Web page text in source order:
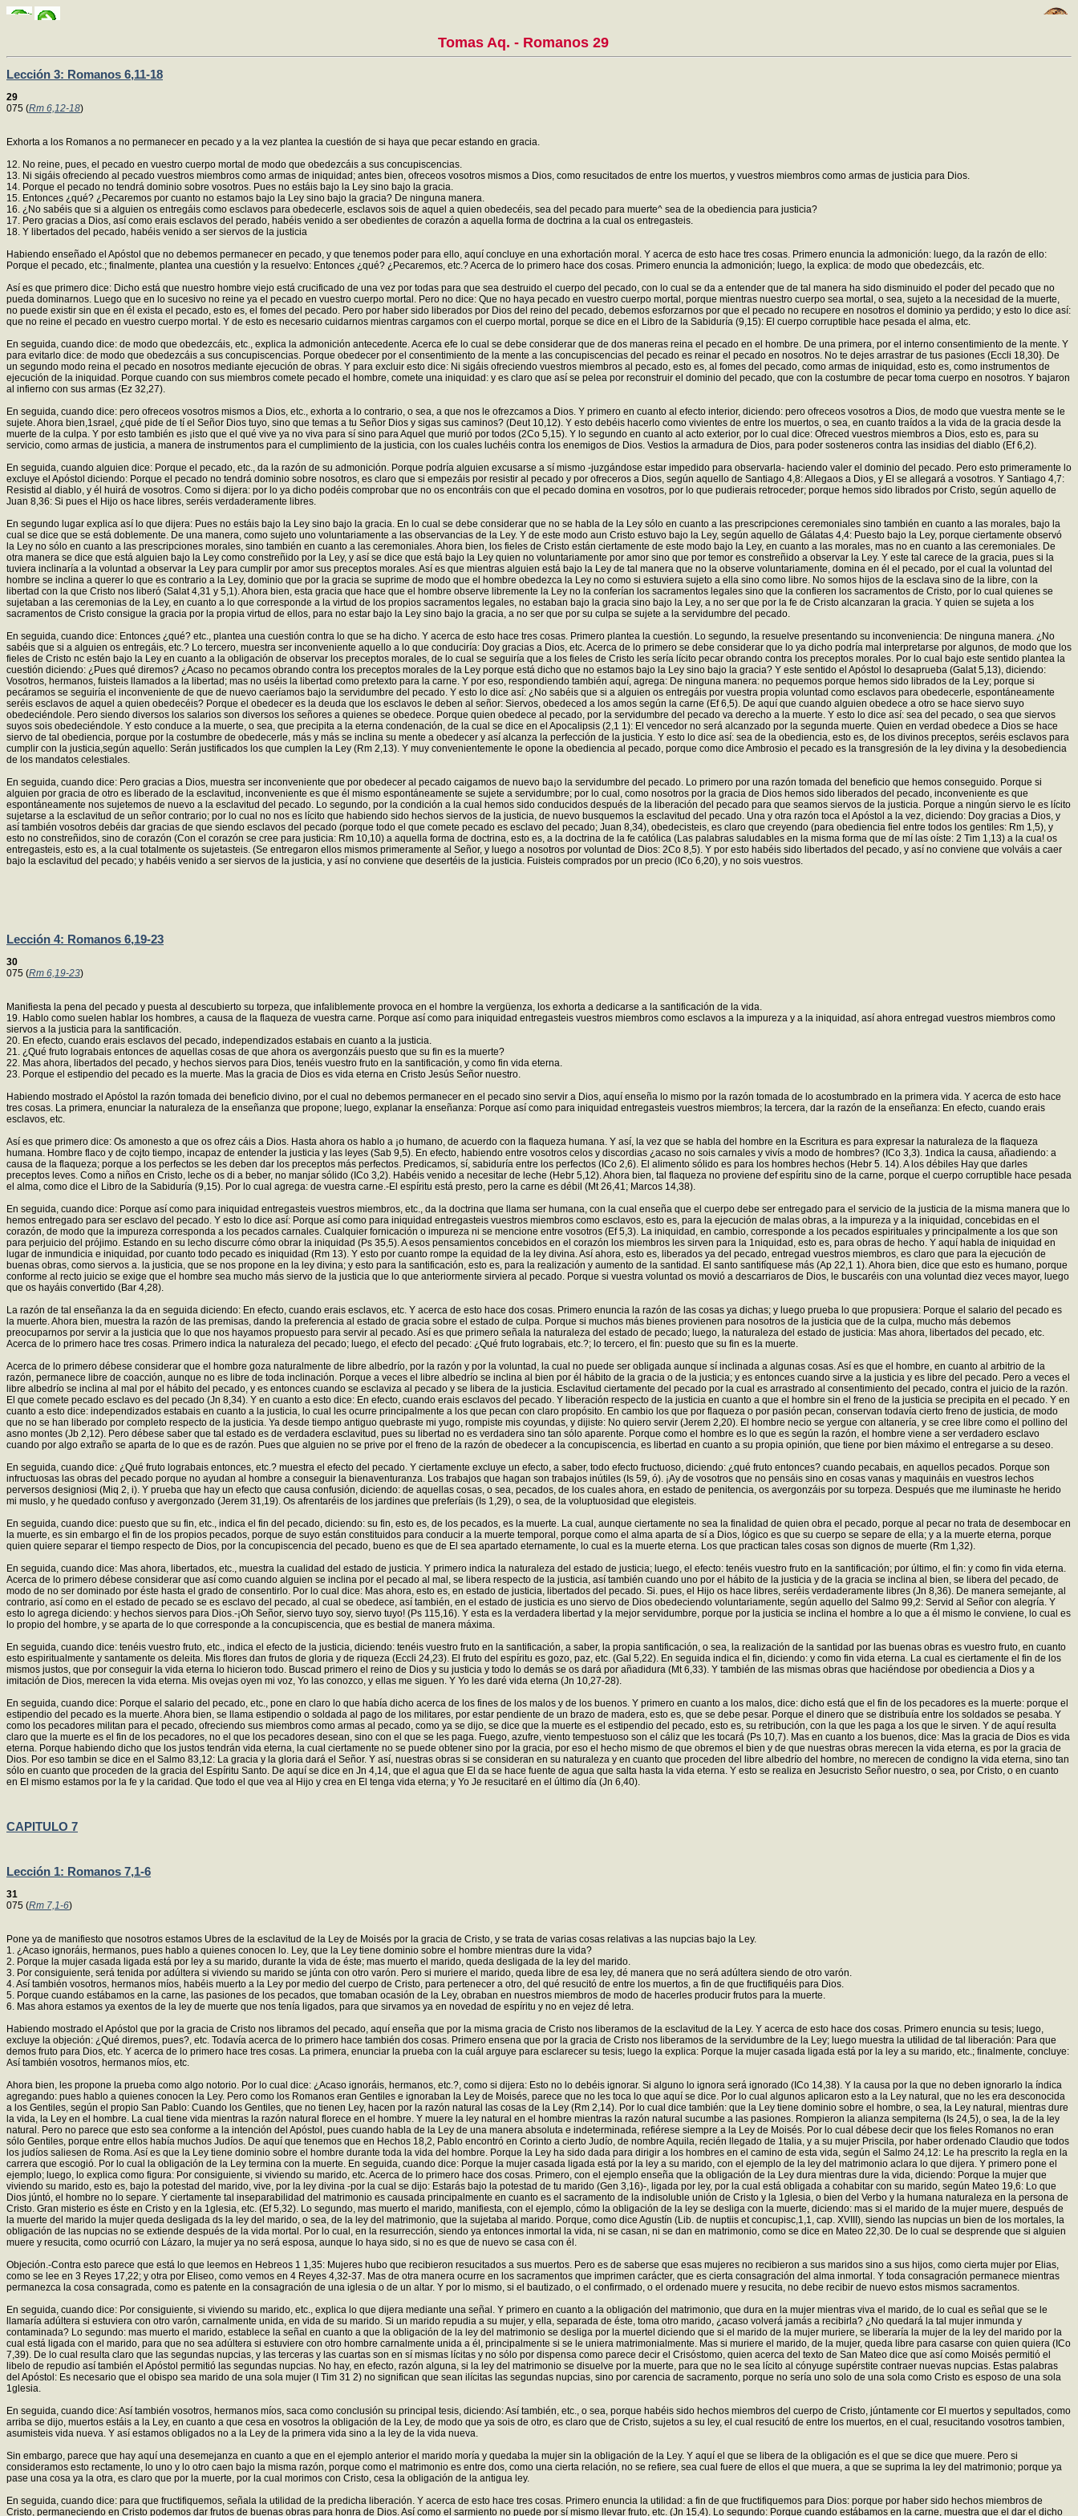
Tomas Aq. - Romanos 29
Lección 3: Romanos 6,11-18
29
075 (Rm 6,12-18)
Exhorta a los Romanos a no permanecer en pecado y a la vez plantea la cuestión de si haya que pecar estando en gracia.
12. No reine, pues, el pecado en vuestro cuerpo mortal de modo que obedezcáis a sus concupiscencias.
13. Ni sigáis ofreciendo al pecado vuestros miembros como armas de iniquidad; antes bien, ofreceos vosotros mismos a Dios, como resucitados de entre los muertos, y vuestros miembros como armas de justicia para Dios.
14. Porque el pecado no tendrá dominio sobre vosotros. Pues no estáis bajo la Ley sino bajo la gracia.
15. Entonces ¿qué? ¿Pecaremos por cuanto no estamos bajo la Ley sino bajo la gracia? De ninguna manera.
16. ¿No sabéis que si a alguien os entregáis como esclavos para obedecerle, esclavos sois de aquel a quien obedecéis, sea del pecado para muerte^ sea de la obediencia para justicia?
17. Pero gracias a Dios, así como erais esclavos del perado, habéis venido a ser obedientes de corazón a aquella forma de doctrina a la cual os entregasteis.
18. Y libertados del pecado, habéis venido a ser siervos de la justicia
Habiendo enseñado el Apóstol que no debemos permanecer en pecado, y que tenemos poder para ello, aquí concluye en una exhortación moral. Y acerca de esto hace tres cosas. Primero enuncia la admonición: luego, da la razón de ello:
Porque el pecado, etc.; finalmente, plantea una cuestión y la resuelvo: Entonces ¿qué? ¿Pecaremos, etc.? Acerca de lo primero hace dos cosas. Primero enuncia la admonición; luego, la explica: de modo que obedezcáis, etc.
Así es que primero dice: Dicho está que nuestro hombre viejo está crucificado de una vez por todas para que sea destruido el cuerpo del pecado, con lo cual se da a entender que de tal manera ha sido disminuido el poder del pecado que no
pueda dominarnos. Luego que en lo sucesivo no reine ya el pecado en vuestro cuerpo mortal. Pero no dice: Que no haya pecado en vuestro cuerpo mortal, porque mientras nuestro cuerpo sea mortal, o sea, sujeto a la necesidad de la muerte,
no puede existir sin que en él exista el pecado, esto es, el fomes del pecado. Pero por haber sido liberados por Dios del reino del pecado, debemos esforzarnos por que el pecado no recupere en nosotros el dominio ya perdido; y esto lo dice así:
que no reine el pecado en vuestro cuerpo mortal. Y de esto es necesario cuidarnos mientras cargamos con el cuerpo mortal, porque se dice en el Libro de la Sabiduría (9,15): El cuerpo corruptible hace pesada el alma, etc.
En seguida, cuando dice: de modo que obedezcáis, etc., explica la admonición antecedente. Acerca efe lo cual se debe considerar que de dos maneras reina el pecado en el hombre. De una primera, por el interno consentimiento de la mente. Y
para evitarlo dice: de modo que obedezcáis a sus concupiscencias. Porque obedecer por el consentimiento de la mente a las concupiscencias del pecado es reinar el pecado en nosotros. No te dejes arrastrar de tus pasiones (Eccli 18,30}. De
un segundo modo reina el pecado en nosotros mediante ejecución de obras. Y para excluir esto dice: Ni sigáis ofreciendo vuestros miembros al pecado, esto es, al fomes del pecado, como armas de iniquidad, esto es, como instrumentos de
ejecución de la iniquidad. Porque cuando con sus miembros comete pecado el hombre, comete una iniquidad: y es claro que así se pelea por reconstruir el dominio del pecado, que con la costumbre de pecar toma cuerpo en nosotros. Y bajaron
al infierno con sus armas (Ez 32,27).
En seguida, cuando dice: pero ofreceos vosotros mismos a Dios, etc., exhorta a lo contrario, o sea, a que nos le ofrezcamos a Dios. Y primero en cuanto al efecto interior, diciendo: pero ofreceos vosotros a Dios, de modo que vuestra mente se le
sujete. Ahora bien,1srael, ¿qué pide de tí el Señor Dios tuyo, sino que temas a tu Señor Dios y sigas sus caminos? (Deut 10,12). Y esto debéis hacerlo como vivientes de entre los muertos, o sea, en cuanto traídos a la vida de la gracia desde la
muerte de la culpa. Y por esto también es ¡isto que el qué vive ya no viva para sí sino para Aquel que murió por todos (2Co 5,15). Y lo segundo en cuanto al acto exterior, por lo cual dice: Ofreced vuestros miembros a Dios, esto es, para su
servicio, como armas de justicia, a manera de instrumentos para el cumplimiento de la justicia, con los cuales luchéis contra los enemigos de Dios. Vestios la armadura de Dios, para poder sosteneros contra las insidias del diablo (Ef 6,2).
En seguida, cuando alguien dice: Porque el pecado, etc., da la razón de su admonición. Porque podría alguien excusarse a sí mismo -juzgándose estar impedido para observarla- haciendo valer el dominio del pecado. Pero esto primeramente lo
excluye el Apóstol diciendo: Porque el pecado no tendrá dominio sobre nosotros, es claro que si empezáis por resistir al pecado y por ofreceros a Dios, según aquello de Santiago 4,8: Allegaos a Dios, y El se allegará a vosotros. Y Santiago 4,7:
Resistid al diablo, y él huirá de vosotros. Como si dijera: por lo ya dicho podéis comprobar que no os encontráis con que el pecado domina en vosotros, por lo que pudierais retroceder; porque hemos sido librados por Cristo, según aquello de
Juan 8,36: Si pues el Hijo os hace libres, seréis verdaderamente libres.
En segundo lugar explica así lo que dijera: Pues no estáis bajo la Ley sino bajo la gracia. En lo cual se debe considerar que no se habla de la Ley sólo en cuanto a las prescripciones ceremoniales sino también en cuanto a las morales, bajo la
cual se dice que se está doblemente. De una manera, como sujeto uno voluntariamente a las observancias de la Ley. Y de este modo aun Cristo estuvo bajo la Ley, según aquello de Gálatas 4,4: Puesto bajo la Ley, porque ciertamente observó
la Ley no sólo en cuanto a las prescripciones morales, sino también en cuanto a las ceremoniales. Ahora bien, los fieles de Cristo están ciertamente de este modo bajo la Ley, en cuanto a las morales, mas no en cuanto a las ceremoniales. De
otra manera se dice que está alguien bajo la Ley como constreñido por la Ley, y así se dice que está bajo la Ley quien no voluntariamente por amor sino que por temor es constreñido a observar la Ley. Y este tal carece de la gracia, pues si la
tuviera inclinaría a la voluntad a observar la Ley para cumplir por amor sus preceptos morales. Así es que mientras alguien está bajo la Ley de tal manera que no la observe voluntariamente, domina en él el pecado, por el cual la voluntad del
hombre se inclina a querer lo que es contrario a la Ley, dominio que por la gracia se suprime de modo que el hombre obedezca la Ley no como si estuviera sujeto a ella sino como libre. No somos hijos de la esclava sino de la libre, con la
libertad con la que Cristo nos liberó (Salat 4,31 y 5,1). Ahora bien, esta gracia que hace que el hombre observe libremente la Ley no la conferían los sacramentos legales sino que la confieren los sacramentos de Cristo, por lo cual quienes se
sujetaban a las ceremonias de la Ley, en cuanto a lo que corresponde a la virtud de los propios sacramentos legales, no estaban bajo la gracia sino bajo la Ley, a no ser que por la fe de Cristo alcanzaran la gracia. Y quien se sujeta a los
sacramentos de Cristo consigue la gracia por la propia virtud de ellos, para no estar bajo la Ley sino bajo la gracia, a no ser que por su culpa se sujete a la servidumbre del pecado.
En seguida, cuando dice: Entonces ¿qué? etc., plantea una cuestión contra lo que se ha dicho. Y acerca de esto hace tres cosas. Primero plantea la cuestión. Lo segundo, la resuelve presentando su inconveniencia: De ninguna manera. ¿No
sabéis que si a alguien os entregáis, etc.? Lo tercero, muestra ser inconveniente aquello a lo que conduciría: Doy gracias a Dios, etc. Acerca de lo primero se debe considerar que lo ya dicho podría mal interpretarse por algunos, de modo que los
fieles de Cristo nc estén bajo la Ley en cuanto a la obligación de observar los preceptos morales, de lo cual se seguiría que a los fieles de Cristo les sería lícito pecar obrando contra los preceptos morales. Por lo cual bajo este sentido plantea la
cuestión diciendo: ¿Pues qué diremos? ¿Acaso no pecamos obrando contra los preceptos morales de la Ley porque está dicho que no estamos bajo la Ley sino bajo la gracia? Y este sentido el Apóstol lo desaprueba (Galat 5,13), diciendo:
Vosotros, hermanos, fuisteis llamados a la libertad; mas no uséis la libertad como pretexto para la carne. Y por eso, respondiendo también aquí, agrega: De ninguna manera: no pequemos porque hemos sido librados de la Ley; porque si
pecáramos se seguiría el inconveniente de que de nuevo caeríamos bajo la servidumbre del pecado. Y esto lo dice así: ¿No sabéis que si a alguien os entregáis por vuestra propia voluntad como esclavos para obedecerle, espontáneamente
seréis esclavos de aquel a quien obedecéis? Porque el obedecer es la deuda que los esclavos le deben al señor: Siervos, obedeced a los amos según la carne (Ef 6,5). De aquí que cuando alguien obedece a otro se hace siervo suyo
obedeciéndole. Pero siendo diversos los salarios son diversos los señores a quienes se obedece. Porque quien obedece al pecado, por la servidumbre del pecado va derecho a la muerte. Y esto lo dice así: sea del pecado, o sea que siervos
suyos sois obedeciéndole. Y esto conduce a la muerte, o sea, que precipita a la eterna condenación, de la cual se dice en el Apocalipsis (2,1 1): El vencedor no será alcanzado por la segunda muerte. Quien en verdad obedece a Dios se hace
siervo de tal obediencia, porque por la costumbre de obedecerle, más y más se inclina su mente a obedecer y así alcanza la perfección de la justicia. Y esto lo dice así: sea de la obediencia, esto es, de los divinos preceptos, seréis esclavos para
cumplir con la justicia,según aquello: Serán justificados los que cumplen la Ley (Rm 2,13). Y muy convenientemente le opone la obediencia al pecado, porque como dice Ambrosio el pecado es la transgresión de la ley divina y la desobediencia
de los mandatos celestiales.
En seguida, cuando dice: Pero gracias a Dios, muestra ser inconveniente que por obedecer al pecado caigamos de nuevo ba¡o la servidumbre del pecado. Lo primero por una razón tomada del beneficio que hemos conseguido. Porque si
alguien por gracia de otro es liberado de la esclavitud, inconveniente es que él mismo espontáneamente se sujete a servidumbre; por lo cual, como nosotros por la gracia de Dios hemos sido liberados del pecado, inconveniente es que
espontáneamente nos sujetemos de nuevo a la esclavitud del pecado. Lo segundo, por la condición a la cual hemos sido conducidos después de la liberación del pecado para que seamos siervos de la justicia. Porque a ningún siervo le es lícito
sujetarse a la esclavitud de un señor contrario; por lo cual no nos es lícito que habiendo sido hechos siervos de la justicia, de nuevo busquemos la esclavitud del pecado. Una y otra razón toca el Apóstol a la vez, diciendo: Doy gracias a Dios, y
así también vosotros debéis dar gracias de que siendo esclavos del pecado (porque todo el que comete pecado es esclavo del pecado; Juan 8,34), obedecisteis, es claro que creyendo (para obediencia fiel entre todos los gentiles: Rm 1,5), y
esto no constreñidos, sino de corazón (Con el corazón se cree para justicia: Rm 10,10) a aquella forma de doctrina, esto es, a la doctrina de la fe católica (Las palabras saludables en la misma forma que de mí las oíste: 2 Tim 1,13) a la cua! os
entregasteis, esto es, a la cual totalmente os sujetasteis. (Se entregaron ellos mismos primeramente al Señor, y luego a nosotros por voluntad de Dios: 2Co 8,5). Y por esto habéis sido libertados del pecado, y así no conviene que volváis a caer
bajo la esclavitud del pecado; y habéis venido a ser siervos de la justicia, y así no conviene que desertéis de la justicia. Fuisteis comprados por un precio (ICo 6,20), y no sois vuestros.
Lección 4: Romanos 6,19-23
30
075 (Rm 6,19-23)
Manifiesta la pena del pecado y puesta al descubierto su torpeza, que infaliblemente provoca en el hombre la vergüenza, los exhorta a dedicarse a la santificación de la vida.
19. Hablo como suelen hablar los hombres, a causa de la flaqueza de vuestra carne. Porque así como para iniquidad entregasteis vuestros miembros como esclavos a la impureza y a la iniquidad, así ahora entregad vuestros miembros como
siervos a la justicia para la santificación.
20. En efecto, cuando erais esclavos del pecado, independizados estabais en cuanto a la justicia.
21. ¿Qué fruto lograbais entonces de aquellas cosas de que ahora os avergonzáis puesto que su fin es la muerte?
22. Mas ahora, libertados del pecado, y hechos siervos para Dios, tenéis vuestro fruto en la santificación, y como fin vida eterna.
23. Porque el estipendio del pecado es la muerte. Mas la gracia de Dios es vida eterna en Cristo Jesús Señor nuestro.
Habiendo mostrado el Apóstol la razón tomada dei beneficio divino, por el cual no debemos permanecer en el pecado sino servir a Dios, aquí enseña lo mismo por la razón tomada de lo acostumbrado en la primera vida. Y acerca de esto hace
tres cosas. La primera, enunciar la naturaleza de la enseñanza que propone; luego, explanar la enseñanza: Porque así como para iniquidad entregasteis vuestros miembros; la tercera, dar la razón de la enseñanza: En efecto, cuando erais
esclavos, etc.
Así es que primero dice: Os amonesto a que os ofrez cáis a Dios. Hasta ahora os hablo a ¡o humano, de acuerdo con la flaqueza humana. Y así, la vez que se habla del hombre en la Escritura es para expresar la naturaleza de la flaqueza
humana. Hombre flaco y de cojto tiempo, incapaz de entender la justicia y las leyes (Sab 9,5). En efecto, habiendo entre vosotros celos y discordias ¿acaso no sois carnales y vivís a modo de hombres? (ICo 3,3). 1ndica la causa, añadiendo: a
causa de la flaqueza; porque a los perfectos se les deben dar los preceptos más perfectos. Predicamos, sí, sabiduría entre los perfectos (ICo 2,6). El alimento sólido es para los hombres hechos (Hebr 5. 14). A los débiles Hay que darles
preceptos leves. Como a niños en Cristo, leche os di a beber, no manjar sólido (ICo 3,2). Habéis venido a necesitar de leche (Hebr 5,12). Ahora bien, tal flaqueza no proviene def espíritu sino de la carne, porque el cuerpo corruptible hace pesada
el alma, como dice el Libro de la Sabiduría (9,15). Por lo cual agrega: de vuestra carne.-El espíritu está presto, pero la carne es débil (Mt 26,41; Marcos 14,38).
En seguida, cuando dice: Porque así como para iniquidad entregasteis vuestros miembros, etc., da la doctrina que llama ser humana, con la cual enseña que el cuerpo debe ser entregado para el servicio de la justicia de la misma manera que lo
hemos entregado para ser esclavo del pecado. Y esto lo dice así: Porque así como para iniquidad entregasteis vuestros miembros como esclavos, esto es, para la ejecución de malas obras, a la impureza y a la iniquidad, concebidas en el
corazón, de modo que la impureza corresponda a los pecados carnales. Cualquier fornicación o impureza ni se mencione entre vosotros (Ef 5,3). La iniquidad, en cambio, corresponde a los pecados espirituales y principalmente a los que son
para perjuicio del prójimo. Estando en su lecho discurre cómo obrar la iniquidad (Ps 35,5). A esos pensamientos concebidos en el corazón los miembros les sirven para la 1niquidad, esto es, para obras de hecho. Y aquí habla de iniquidad en
lugar de inmundicia e iniquidad, por cuanto todo pecado es iniquidad (Rm 13). Y esto por cuanto rompe la equidad de la ley divina. Así ahora, esto es, liberados ya del pecado, entregad vuestros miembros, es claro que para la ejecución de
buenas obras, como siervos a. la justicia, que se nos propone en la ley divina; y esto para la santificación, esto es, para la realización y aumento de la santidad. El santo santifíquese más (Ap 22,1 1). Ahora bien, dice que esto es humano, porque
conforme al recto juicio se exige que el hombre sea mucho más siervo de la justicia que lo que anteriormente sirviera al pecado. Porque si vuestra voluntad os movió a descarriaros de Dios, le buscaréis con una voluntad diez veces mayor, luego
que os hayáis convertido (Bar 4,28).
La razón de tal enseñanza la da en seguida diciendo: En efecto, cuando erais esclavos, etc. Y acerca de esto hace dos cosas. Primero enuncia la razón de las cosas ya dichas; y luego prueba lo que propusiera: Porque el salario del pecado es
la muerte. Ahora bien, muestra la razón de las premisas, dando la preferencia al estado de gracia sobre el estado de culpa. Porque si muchos más bienes provienen para nosotros de la justicia que de la culpa, mucho más debemos
preocuparnos por servir a la justicia que lo que nos hayamos propuesto para servir al pecado. Así es que primero señala la naturaleza del estado de pecado; luego, la naturaleza del estado de justicia: Mas ahora, libertados del pecado, etc.
Acerca de lo primero hace tres cosas. Primero indica la naturaleza del pecado; luego, el efecto del pecado: ¿Qué fruto lograbais, etc.?; lo tercero, el fin: puesto que su fin es la muerte.
Acerca de lo primero débese considerar que el hombre goza naturalmente de libre albedrío, por la razón y por la voluntad, la cual no puede ser obligada aunque sí inclinada a algunas cosas. Así es que el hombre, en cuanto al arbitrio de la
razón, permanece libre de coacción, aunque no es libre de toda inclinación. Porque a veces el libre albedrío se inclina al bien por él hábito de la gracia o de la justicia; y es entonces cuando sirve a la justicia y es libre del pecado. Pero a veces el
libre albedrío se inclina al mal por el hábito del pecado, y es entonces cuando se esclaviza al pecado y se libera de la justicia. Esclavitud ciertamente del pecado por la cual es arrastrado al consentimiento del pecado, contra el juicio de la razón.
El que comete pecado esclavo es del pecado (Jn 8,34). Y en cuanto a esto dice: En efecto, cuando erais esclavos del pecado. Y liberación respecto de la justicia en cuanto a que el hombre sin el freno de la justicia se precipita en el pecado. Y en
cuanto a esto dice: independizados estabais en cuanto a la justicia, lo cual les ocurre principalmente a los que pecan con claro propósito. En cambio los que por flaqueza o por pasión pecan, conservan todavía cierto freno de justicia, de modo
que no se han liberado por completo respecto de la justicia. Ya desde tiempo antiguo quebraste mi yugo, rompiste mis coyundas, y dijiste: No quiero servir (Jerem 2,20). El hombre necio se yergue con altanería, y se cree libre como el pollino del
asno montes (Jb 2,12). Pero débese saber que tal estado es de verdadera esclavitud, pues su libertad no es verdadera sino tan sólo aparente. Porque como el hombre es lo que es según la razón, el hombre viene a ser verdadero esclavo
cuando por algo extraño se aparta de lo que es de razón. Pues que alguien no se prive por el freno de la razón de obedecer a la concupiscencia, es libertad en cuanto a su propia opinión, que tiene por bien máximo el entregarse a su deseo.
En seguida, cuando dice: ¿Qué fruto lograbais entonces, etc.? muestra el efecto del pecado. Y ciertamente excluye un efecto, a saber, todo efecto fructuoso, diciendo: ¿qué fruto entonces? cuando pecabais, en aquellos pecados. Porque son
infructuosas las obras del pecado porque no ayudan al hombre a conseguir la bienaventuranza. Los trabajos que hagan son trabajos inútiles (Is 59, ó). ¡Ay de vosotros que no pensáis sino en cosas vanas y maquináis en vuestros lechos
perversos designiosi (Miq 2, i). Y prueba que hay un efecto que causa confusión, diciendo: de aquellas cosas, o sea, pecados, de los cuales ahora, en estado de penitencia, os avergonzáis por su torpeza. Después que me iluminaste he herido
mi muslo, y he quedado confuso y avergonzado (Jerem 31,19). Os afrentaréis de los jardines que preferíais (Is 1,29), o sea, de la voluptuosidad que elegisteis.
En seguida, cuando dice: puesto que su fin, etc., indica el fin del pecado, diciendo: su fin, esto es, de los pecados, es la muerte. La cual, aunque ciertamente no sea la finalidad de quien obra el pecado, porque al pecar no trata de desembocar en
la muerte, es sin embargo el fin de los propios pecados, porque de suyo están constituidos para conducir a la muerte temporal, porque como el alma aparta de sí a Dios, lógico es que su cuerpo se separe de ella; y a la muerte eterna, porque
quien quiere separar el tiempo respecto de Dios, por la concupiscencia del pecado, bueno es que de El sea apartado eternamente, lo cual es la muerte eterna. Los que practican tales cosas son dignos de muerte (Rm 1,32).
En seguida, cuando dice: Mas ahora, libertados, etc., muestra la cualidad del estado de justicia. Y primero indica la naturaleza del estado de justicia; luego, el efecto: tenéis vuestro fruto en la santificación; por último, el fin: y como fin vida eterna.
Acerca de lo primero débese considerar que así como cuando alguien se inclina por el pecado al mal, se libera respecto de la justicia, así también cuando uno por el hábito de la justicia y de la gracia se inclina al bien, se libera del pecado, de
modo de no ser dominado por éste hasta el grado de consentirlo. Por lo cual dice: Mas ahora, esto es, en estado de justicia, libertados del pecado. Si. pues, el Hijo os hace libres, seréis verdaderamente libres (Jn 8,36). De manera semejante, al
contrario, así como en el estado de pecado se es esclavo del pecado, al cual se obedece, así también, en el estado de justicia es uno siervo de Dios obedeciendo voluntariamente, según aquello del Salmo 99,2: Servid al Señor con alegría. Y
esto lo agrega diciendo: y hechos siervos para Dios.-¡Oh Señor, siervo tuyo soy, siervo tuyo! (Ps 115,16). Y esta es la verdadera libertad y la mejor servidumbre, porque por la justicia se inclina el hombre a lo que a él mismo le conviene, lo cual es
lo propio del hombre, y se aparta de lo que corresponde a la concupiscencia, que es bestial de manera máxima.
En seguida, cuando dice: tenéis vuestro fruto, etc., indica el efecto de la justicia, diciendo: tenéis vuestro fruto en la santificación, a saber, la propia santificación, o sea, la realización de la santidad por las buenas obras es vuestro fruto, en cuanto
esto espiritualmente y santamente os deleita. Mis flores dan frutos de gloria y de riqueza (Eccli 24,23). El fruto del espíritu es gozo, paz, etc. (Gal 5,22). En seguida indica el fin, diciendo: y como fin vida eterna. La cual es ciertamente el fin de los
mismos justos, que por conseguir la vida eterna lo hicieron todo. Buscad primero el reino de Dios y su justicia y todo lo demás se os dará por añadidura (Mt 6,33). Y también de las mismas obras que haciéndose por obediencia a Dios y a
imitación de Dios, merecen la vida eterna. Mis ovejas oyen mi voz, Yo las conozco, y ellas me siguen. Y Yo les daré vida eterna (Jn 10,27-28).
En seguida, cuando dice: Porque el salario del pecado, etc., pone en claro lo que había dicho acerca de los fines de los malos y de los buenos. Y primero en cuanto a los malos, dice: dicho está que el fin de los pecadores es la muerte: porque el
estipendio del pecado es la muerte. Ahora bien, se llama estipendio o soldada al pago de los militares, por estar pendiente de un brazo de madera, esto es, que se debe pesar. Porque el dinero que se distribuía entre los soldados se pesaba. Y
como los pecadores militan para el pecado, ofreciendo sus miembros como armas al pecado, como ya se dijo, se dice que la muerte es el estipendio del pecado, esto es, su retribución, con la que les paga a los que le sirven. Y de aquí resulta
claro que la muerte es el fin de los pecadores, no el que los pecadores desean, sino con el que se les paga. Fuego, azufre, viento tempestuoso son el cáliz que les tocará (Ps 10,7). Mas en cuanto a los buenos, dice: Mas la gracia de Dios es vida
eterna. Porque habiendo dicho que los justos tendrán vida eterna, la cual ciertamente no se puede obtener sino por la gracia, por eso el hecho mismo de que obremos el bien y de que nuestras obras merecen la vida eterna, es por la gracia de
Dios. Por eso tambin se dice en el Salmo 83,12: La gracia y la gloria dará el Señor. Y así, nuestras obras si se consideran en su naturaleza y en cuanto que proceden del libre albedrío del hombre, no merecen de condigno la vida eterna, sino tan
sólo en cuanto que proceden de la gracia del Espíritu Santo. De aquí se dice en Jn 4,14, que el agua que El da se hace fuente de agua que salta hasta la vida eterna. Y esto se realiza en Jesucristo Señor nuestro, o sea, por Cristo, o en cuanto
en El mismo estamos por la fe y la caridad. Que todo el que vea al Hijo y crea en El tenga vida eterna; y Yo Je resucitaré en el último día (Jn 6,40).
CAPITULO 7
Lección 1: Romanos 7,1-6
31
075 (Rm 7,1-6)
Pone ya de manifiesto que nosotros estamos Ubres de la esclavitud de la Ley de Moisés por la gracia de Cristo, y se trata de varias cosas relativas a las nupcias bajo la Ley.
1. ¿Acaso ignoráis, hermanos, pues hablo a quienes conocen lo. Ley, que la Ley tiene dominio sobre el hombre mientras dure la vida?
2. Porque la mujer casada ligada está por ley a su marido, durante la vida de éste; mas muerto el marido, queda desligada de la ley del marido.
3. Por consiguiente, será tenida por adúltera si viviendo su marido se júnta con otro varón. Pero si muriere el marido, queda libre de esa ley, dé manera que no será adúltera siendo de otro varón.
4. Así también vosotros, hermanos míos, habéis muerto a la Ley por medio del cuerpo de Cristo, para pertenecer a otro, del qué resucitó de entre los muertos, a fin de que fructifiquéis para Dios.
5. Porque cuando estábamos en la carne, las pasiones de los pecados, que tomaban ocasión de la Ley, obraban en nuestros miembros de modo de hacerles producir frutos para la muerte.
6. Mas ahora estamos ya exentos de la ley de muerte que nos tenía ligados, para que sirvamos ya en novedad de espíritu y no en vejez dé letra.
Habiendo mostrado el Apóstol que por la gracia de Cristo nos libramos del pecado, aquí enseña que por la misma gracia de Cristo nos liberamos de la esclavitud de la Ley. Y acerca de esto hace dos cosas. Primero enuncia su tesis; luego,
excluye la objeción: ¿Qué diremos, pues?, etc. Todavía acerca de lo primero hace también dos cosas. Primero ensena que por la gracia de Cristo nos liberamos de la servidumbre de la Ley; luego muestra la utilidad de tal liberación: Para que
demos fruto para Dios, etc. Y acerca de lo primero hace tres cosas. La primera, enunciar la prueba con la cuál arguye para esclarecer su tesis; luego la explica: Porque la mujer casada ligada está por la ley a su marido, etc.; finalmente, concluye:
Así también vosotros, hermanos míos, etc.
Ahora bien, les propone la prueba como algo notorio. Por lo cual dice: ¿Acaso ignoráis, hermanos, etc.?, como si dijera: Esto no lo debéis ignorar. Si alguno lo ignora será ignorado (ICo 14,38). Y la causa por la que no deben ignorarlo la índica
agregando: pues hablo a quienes conocen la Ley. Pero como los Romanos eran Gentiles e ignoraban la Ley de Moisés, parece que no les toca lo que aquí se dice. Por lo cual algunos aplicaron esto a la Ley natural, que no les era desconocida
a los Gentiles, según el propio San Pablo: Cuando los Gentiles, que no tienen Ley, hacen por la razón natural las cosas de la Ley (Rm 2,14). Por lo cual dice también: que la Ley tiene dominio sobre el hombre, o sea, la Ley natural, mientras dure
la vida, la Ley en el hombre. La cual tiene vida mientras la razón natural florece en el hombre. Y muere la ley natural en el hombre mientras la razón natural sucumbe a las pasiones. Rompieron la alianza sempiterna (Is 24,5), o sea, la de la ley
natural. Pero no parece que esto sea conforme a la intención del Apóstol, pues cuando habla de la Ley de una manera absoluta e indeterminada, refiérese siempre a la Ley de Moisés. Por lo cual débese decir que los fieles Romanos no eran
sólo Gentiles, porque entre ellos había muchos Judíos. De aquí que tenemos que en Hechos 18,2, Pablo encontró en Corinto a cierto Judío, de nombre Aquila, recién llegado de 1talia, y a su mujer Priscila, por haber ordenado Claudio que todos
los judíos saliesen de Roma. Así es que la Ley tiene dominio sobre el hombre durante toda la vida del hombre. Porque la Ley ha sido dada para dirigir a los hombres en el camino de esta vida, según el Salmo 24,12: Le ha prescrito la regla en la
carrera que escogió. Por lo cual la obligación de la Ley termina con la muerte. En seguida, cuando dice: Porque la mujer casada ligada está por la ley a su marido, con el ejemplo de la ley del matrimonio aclara lo que dijera. Y primero pone el
ejemplo; luego, lo explica como figura: Por consiguiente, si viviendo su marido, etc. Acerca de lo primero hace dos cosas. Primero, con el ejemplo enseña que la obligación de la Ley dura mientras dure la vida, diciendo: Porque la mujer que
viviendo su marido, esto es, bajo la potestad del marido, vive, por la ley divina -por la cual se dijo: Estarás bajo la potestad de tu marido (Gen 3,16)-, ligada por ley, por la cual está obligada a cohabitar con su marido, según Mateo 19,6: Lo que
Dios júntó, el hombre no lo separe. Y ciertamente tal inseparabilidad del matrimonio es causada principalmente en cuanto es el sacramento de la indisoluble unión de Cristo y la 1glesia, o bien del Verbo y la humana naturaleza en la persona de
Cristo. Gran misterio es éste en Cristo y en la 1glesia, etc. (Ef 5,32). Lo segundo, mas muerto el marido, manifiesta, con el ejemplo, cómo la obligación de la ley se desliga con la muerte, diciendo: mas si el marido de la mujer muere, después de
la muerte del marido la mujer queda desligada ds la ley del marido, o sea, de la ley del matrimonio, que la sujetaba al marido. Porque, como dice Agustín (Lib. de nuptiis et concupisc,1,1, cap. XVIII), siendo las nupcias un bien de los mortales, la
obligación de las nupcias no se extiende después de la vida mortal. Por lo cual, en la resurrección, siendo ya entonces inmortal la vida, ni se casan, ni se dan en matrimonio, como se dice en Mateo 22,30. De lo cual se desprende que si alguien
muere y resucita, como ocurrió con Lázaro, la mujer ya no será esposa, aunque lo haya sido, si no es que de nuevo se casa con él.
Objeción.-Contra esto parece que está lo que leemos en Hebreos 1 1,35: Mujeres hubo que recibieron resucitados a sus muertos. Pero es de saberse que esas mujeres no recibieron a sus maridos sino a sus hijos, como cierta mujer por Elias,
como se lee en 3 Reyes 17,22; y otra por Eliseo, como vemos en 4 Reyes 4,32-37. Mas de otra manera ocurre en los sacramentos que imprimen carácter, que es cierta consagración del alma inmortal. Y toda consagración permanece mientras
permanezca la cosa consagrada, como es patente en la consagración de una iglesia o de un altar. Y por lo mismo, si el bautizado, o el confirmado, o el ordenado muere y resucita, no debe recibir de nuevo estos mismos sacramentos.
En seguida, cuando dice: Por consiguiente, si viviendo su marido, etc., explica lo que dijera mediante una señal. Y primero en cuanto a la obligación del matrimonio, que dura en la mujer mientras viva el marido, de lo cual es señal que se le
llamaría adúltera si estuviera con otro varón, carnalmente unida, en vida de su marido. Si un marido repudia a su mujer, y ella, separada de éste, toma otro marido, ¿acaso volverá jamás a recibirla? ¿No quedará la tal mujer inmunda y
contaminada? Lo segundo: mas muerto el marido, establece la señal en cuanto a que la obligación de la ley del matrimonio se desliga por la muertel diciendo que si el marido de la mujer muriere, se liberaría la mujer de la ley del marido por la
cual está ligada con el marido, para que no sea adúltera si estuviere con otro hombre carnalmente unida a él, principalmente si se le uniera matrimonialmente. Mas si muriere el marido, de la mujer, queda libre para casarse con quien quiera (ICo
7,39). De lo cual resulta claro que las segundas nupcias, y las terceras y las cuartas son en sí mismas lícitas y no sólo por dispensa como parece decir el Crisóstomo, quien acerca del texto de San Mateo dice que así como Moisés permitió el
libelo de repudio así también el Apóstol permitió las segundas nupcias. No hay, en efecto, razón alguna, si la ley del matrimonio se disuelve por la muerte, para que no le sea lícito al cónyuge supérstite contraer nuevas nupcias. Estas palabras
del Apóstol: Es necesario que el obispo sea marido de una sola mujer (I Tim 31 2) no significan que sean ilícitas las segundas nupcias, sino por carencia de sacramento, porque no sería uno solo de una sola como Cristo es esposo de una sola
1glesia.
En seguida, cuando dice: Así también vosotros, hermanos míos, saca como conclusión su principal tesis, diciendo: Así también, etc., o sea, porque habéis sido hechos miembros del cuerpo de Cristo, júntamente cor El muertos y sepultados, como
arriba se dijo, muertos estáis a la Ley, en cuanto a que cesa en vosotros la obligación de la Ley, de modo que ya sois de otro, es claro que de Cristo, sujetos a su ley, el cual resucitó de entre los muertos, en el cual, resucitando vosotros tambien,
asumisteis vida nueva. Y así estamos obligados no a la Ley de la primera vida sino a la ley de la vida nueva.
Sin embargo, parece que hay aquí una desemejanza en cuanto a que en el ejemplo anterior el marido moría y quedaba la mujer sin la obligación de la Ley. Y aquí el que se libera de la obligación es el que se dice que muere. Pero si
consideramos esto rectamente, lo uno y lo otro caen bajo la misma razón, porque como el matrimonio es entre dos, como una cierta relación, no se refiere, sea cual fuere de ellos el que muera, a que se suprima la ley del matrimonio; porque ya
pase una cosa ya la otra, es claro que por la muerte, por la cual morimos con Cristo, cesa la obligación de la antigua ley.
En seguida, cuando dice: para que fructifiquemos, señala la utilidad de la predicha liberación. Y acerca de esto hace tres cosas. Primero enuncia la utilidad: a fin de que fructifiquemos para Dios: porque por haber sido hechos miembros de
Cristo, permaneciendo en Cristo podemos dar frutos de buenas obras para honra de Dios. Así como el sarmiento no puede por sí mismo llevar fruto, etc. (Jn 15,4). Lo segundo: Porque cuando estábamos en la carne, muestra que el dar el dicho